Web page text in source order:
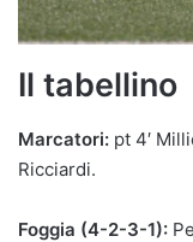
Il tabellino
Marcatori: pt 4′
Ricciardi.
Foggia (4-2-3-1):